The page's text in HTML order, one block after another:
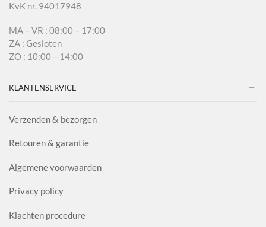
KvK nr. 94017948
MA – VR : 08:00 – 17:00
ZA : Gesloten
ZO : 10:00 – 14:00
KLANTENSERVICE
Verzenden & bezorgen
Retouren & garantie
Algemene voorwaarden
Privacy policy
Klachten procedure